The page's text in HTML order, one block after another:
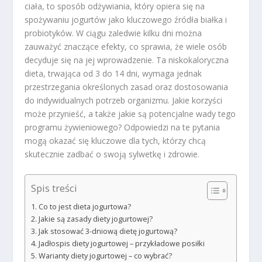
ciała, to sposób odżywiania, który opiera się na
spożywaniu jogurtów jako kluczowego źródła białka i
probiotyków. W ciągu zaledwie kilku dni można
zauważyć znaczące efekty, co sprawia, że wiele osób
decyduje się na jej wprowadzenie. Ta niskokaloryczna
dieta, trwająca od 3 do 14 dni, wymaga jednak
przestrzegania określonych zasad oraz dostosowania
do indywidualnych potrzeb organizmu. Jakie korzyści
może przynieść, a także jakie są potencjalne wady tego
programu żywieniowego? Odpowiedzi na te pytania
mogą okazać się kluczowe dla tych, którzy chcą
skutecznie zadbać o swoją sylwetkę i zdrowie.
Spis treści
Co to jest dieta jogurtowa?
Jakie są zasady diety jogurtowej?
Jak stosować 3-dniową dietę jogurtową?
Jadłospis diety jogurtowej – przykładowe posiłki
Warianty diety jogurtowej – co wybrać?